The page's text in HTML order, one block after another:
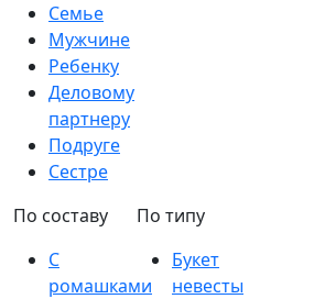
Семье
Мужчине
Ребенку
Деловому
партнеру
Подруге
Сестре
По составу
С
ромашками
По типу
Букет
невесты